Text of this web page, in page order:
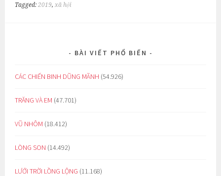
Tagged:2019,xã hội
BÀI VIẾT PHỔ BIẾN
CÁC CHIẾN BINH DŨNG MÃNH (54.926)
TRĂNG VÀ EM (47.701)
VŨ NHÔM (18.412)
LÒNG SON (14.492)
LƯỚI TRỜI LỒNG LỘNG (11.168)